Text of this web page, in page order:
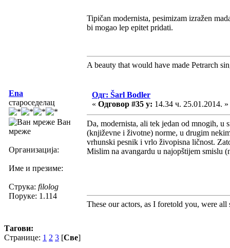
Tipičan modernista, pesimizam izražen
bi mogao lep epitet pridati.
A beauty that would have made Petrarch
Ena
староседелац
Ван
мреже
Организација:
Име и презиме:
Струка: filolog
Поруке: 1.114
Одг: Šarl Bodler
« Одговор #35 у: 14.34 ч. 25.01.2014. »
Da, modernista, ali tek jedan od mnogih, u
(književne i životne) norme, u drugim
vrhunski pesnik i vrlo živopisna ličnost.
Mislim na avangardu u najopštijem smislu
These our actors, as I foretold you, were
Тагови:
Странице: 1 2 3 [Све]